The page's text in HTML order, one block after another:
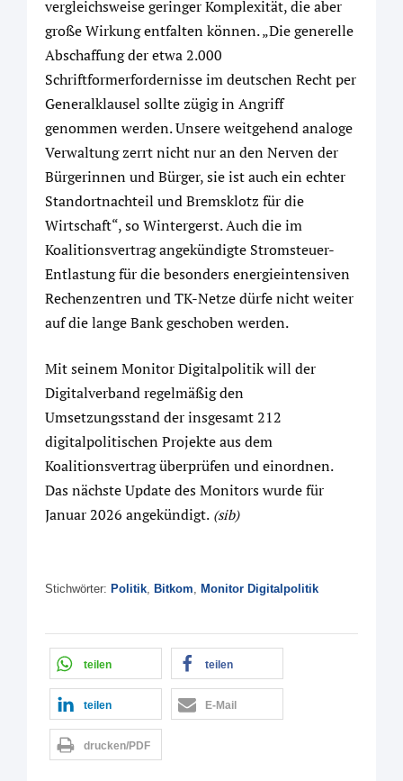
vergleichsweise geringer Komplexität, die aber
große Wirkung entfalten können. „Die generelle
Abschaffung der etwa 2.000
Schriftformerfordernisse im deutschen Recht per
Generalklausel sollte zügig in Angriff
genommen werden. Unsere weitgehend analoge
Verwaltung zerrt nicht nur an den Nerven der
Bürgerinnen und Bürger, sie ist auch ein echter
Standortnachteil und Bremsklotz für die
Wirtschaft“, so Wintergerst. Auch die im
Koalitionsvertrag angekündigte Stromsteuer-
Entlastung für die besonders energieintensiven
Rechenzentren und TK-Netze dürfe nicht weiter
auf die lange Bank geschoben werden.
Mit seinem Monitor Digitalpolitik will der
Digitalverband regelmäßig den
Umsetzungsstand der insgesamt 212
digitalpolitischen Projekte aus dem
Koalitionsvertrag überprüfen und einordnen.
Das nächste Update des Monitors wurde für
Januar 2026 angekündigt. (sib)
Stichwörter: Politik, Bitkom, Monitor Digitalpolitik
teilen teilen
teilen E-Mail
drucken/PDF